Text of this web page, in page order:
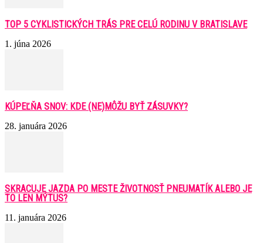
TOP 5 CYKLISTICKÝCH TRÁS PRE CELÚ RODINU V BRATISLAVE
1. júna 2026
KÚPEĽŇA SNOV: KDE (NE)MÔŽU BYŤ ZÁSUVKY?
28. januára 2026
SKRACUJE JAZDA PO MESTE ŽIVOTNOSŤ PNEUMATÍK ALEBO JE
TO LEN MÝTUS?
11. januára 2026